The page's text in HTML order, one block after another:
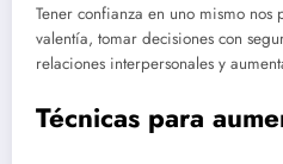
Tener confianza en uno mismo
valentía, tomar decisiones con
relaciones interpersonales y
Técnicas para